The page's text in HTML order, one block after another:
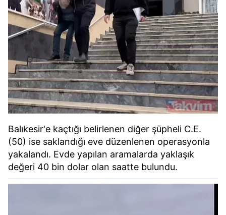
Balıkesir'e kaçtığı belirlenen diğer şüpheli C.E.
(50) ise saklandığı eve düzenlenen operasyonla
yakalandı. Evde yapılan aramalarda yaklaşık
değeri 40 bin dolar olan saatte bulundu.